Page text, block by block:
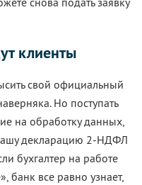
клиенты
свой официальный
Но поступать
на обработку данных,
декларацию 2-НДФЛ
бухгалтер на работе
банк все равно узнает,